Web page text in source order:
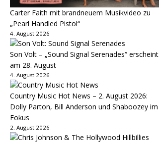
Carter Faith mit brandneuem Musikvideo zu
„Pearl Handled Pistol“
4. August 2026
Son Volt – „Sound Signal Serenades“ erscheint
am 28. August
4. August 2026
Country Music Hot News – 2. August 2026:
Dolly Parton, Bill Anderson und Shaboozey im
Fokus
2. August 2026